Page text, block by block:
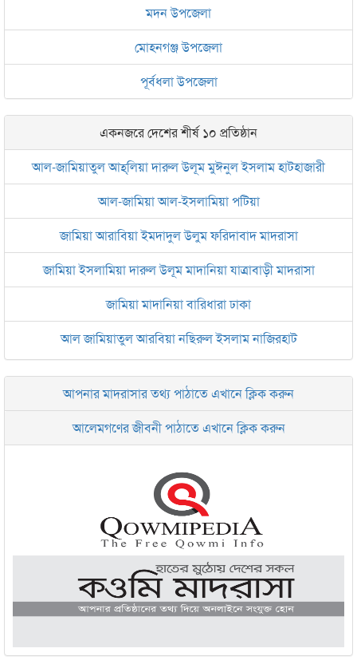
মদন উপজেলা
মোহনগঞ্জ উপজেলা
পূর্বধলা উপজেলা
একনজরে দেশের শীর্ষ ১০ প্রতিষ্ঠান
আল-জামিয়াতুল আহ্‌লিয়া দারুল উলূম মুঈনুল ইসলাম হাটহাজারী
আল-জামিয়া আল-ইসলামিয়া পটিয়া
জামিয়া আরাবিয়া ইমদাদুল উলুম ফরিদাবাদ মাদরাসা
জামিয়া ইসলামিয়া দারুল উলূম মাদানিয়া যাত্রাবাড়ী মাদরাসা
জামিয়া মাদানিয়া বারিধারা ঢাকা
আল জামিয়াতুল আরবিয়া নছিরুল ইসলাম নাজিরহাট
জামেয়া দারুল মা‘আরিফ আল-ইসলামিয়া চট্টগ্রাম
ইসলামিক রিসার্চ সেন্টার বাংলাদেশ বসুন্ধরা
জামেয়া আরাবিয়া রহমানিয়া, ঢাকা
জামেয়া কুরআনিয়া লালবাগ ঢাকা
আপনার মাদরাসার তথ্য পাঠাতে এখানে ক্লিক করুন
আলেমগণের জীবনী পাঠাতে এখানে ক্লিক করুন